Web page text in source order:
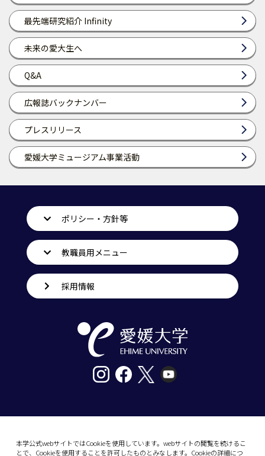
最先端研究紹介 Infinity
未来の愛大生へ
Q&A
広報誌バックナンバー
プレスリリース
愛媛大学ミュージアム事業活動
本学公式webサイトではCookieを使用しています。webサイトの閲覧を続けるこ
とで、Cookieを使用することを許可したものとみなします。Cookieの詳細につ
ポリシー・方針等
教職員用メニュー
採用情報